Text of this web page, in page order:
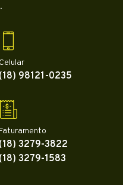
Celular
(18) 98121-0235
Faturamento
(18) 3279-3822
(18) 3279-1583